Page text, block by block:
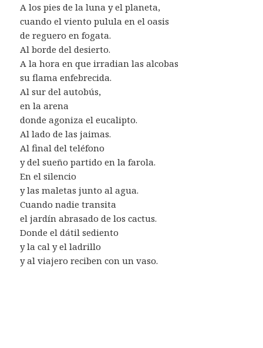
A los pies de la luna y el planeta,
cuando el viento pulula en el oasis
de reguero en fogata.
Al borde del desierto.
A la hora en que irradian las alcobas
su flama enfebrecida.
Al sur del autobús,
en la arena
donde agoniza el eucalipto.
Al lado de las jaimas.
Al final del teléfono
y del sueño partido en la farola.
En el silencio
y las maletas junto al agua.
Cuando nadie transita
el jardín abrasado de los cactus.
Donde el dátil sediento
y la cal y el ladrillo
y al viajero reciben con un vaso.